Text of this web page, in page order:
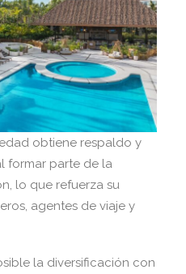
obtiene respaldo y
formar parte de la
lo que refuerza su
agentes de viaje y
la diversificación con